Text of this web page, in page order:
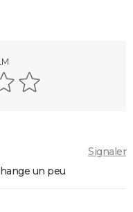
annonce,
casting, avis...
Signaler
un peu